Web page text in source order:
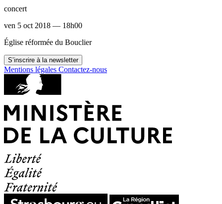
concert
ven 5 oct 2018 — 18h00
Église réformée du Bouclier
S’inscrire à la newsletter
Mentions légales Contactez-nous